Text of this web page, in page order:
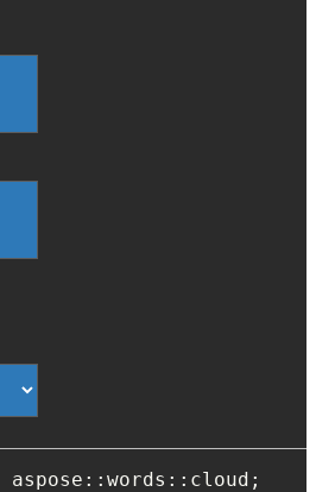
aspose::words::cloud;